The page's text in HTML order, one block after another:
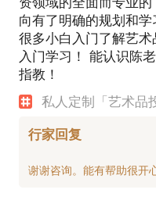
向有了明确的规划和
很多小白入门了解艺
入门学习！ 能认识陈
指教！
私人定制「艺术品
行家回复